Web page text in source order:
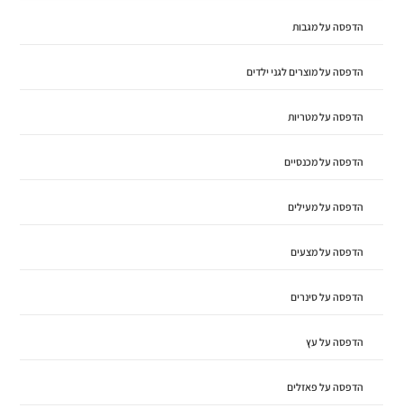
הדפסה על מגבות
הדפסה על מוצרים לגני ילדים
הדפסה על מטריות
הדפסה על מכנסיים
הדפסה על מעילים
הדפסה על מצעים
הדפסה על סינרים
הדפסה על עץ
הדפסה על פאזלים